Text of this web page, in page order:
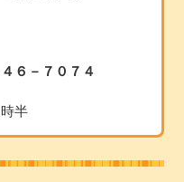
６－７０７４
半